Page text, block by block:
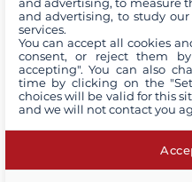
and advertising, to study
services.
You can accept all cookies
consent, or reject them
accepting". You can also
time by clicking on the
choices will be valid for this
and we will not contact you